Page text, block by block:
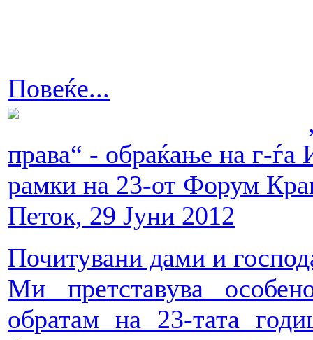
Повеќе...
права“ - обраќање на г-ѓа
рамки на 23-от Форум
Петок, 29 Јуни 2012
Почитувани дами и
Ми претставува
обратам на 23-тата